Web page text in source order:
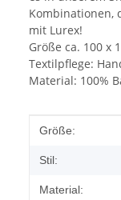
Kombinationen,
mit Lurex!
Größe ca. 100 x
Textilpflege:
Material: 100%
Wert
Größe:
Stil:
Material: